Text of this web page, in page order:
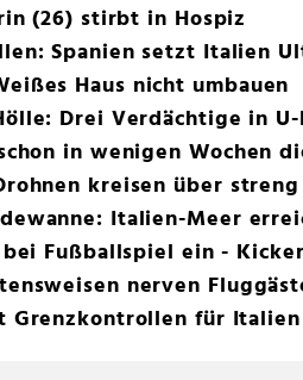
(26) stirbt in Hospiz
Spanien setzt Italien
Haus nicht umbauen
Drei Verdächtige in
in wenigen Wochen
kreisen über
Italien-Meer
Fußballspiel ein -
nerven
Grenzkontrollen für